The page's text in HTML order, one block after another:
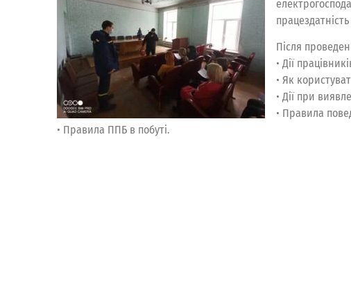
Після
• Дії
• Як
• Дії при
• Правила
• Правила ППБ в побуті.